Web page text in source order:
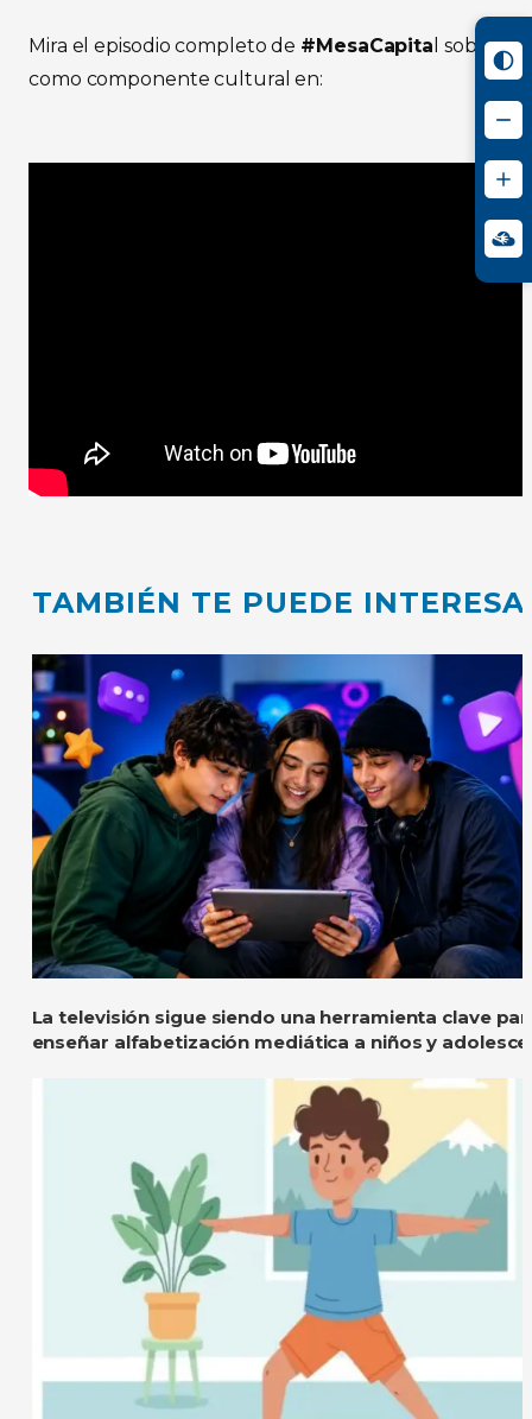
Mira el episodio completo de #MesaCapita l sobre la
como componente cultural en:
TAMBIÉN TE PUEDE
La televisión sigue siendo una herramienta clave
enseñar alfabetización mediática a niños y